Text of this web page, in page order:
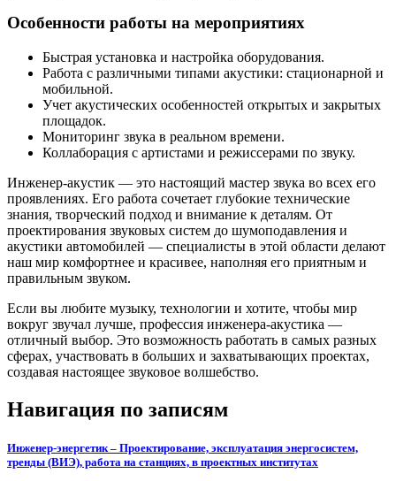
Особенности работы на мероприятиях
Быстрая установка и настройка оборудования.
Работа с различными типами акустики: стационарной и
мобильной.
Учет акустических особенностей открытых и закрытых
площадок.
Мониторинг звука в реальном времени.
Коллаборация с артистами и режиссерами по звуку.
Инженер-акустик — это настоящий мастер звука во всех его
проявлениях. Его работа сочетает глубокие технические
знания, творческий подход и внимание к деталям. От
проектирования звуковых систем до шумоподавления и
акустики автомобилей — специалисты в этой области делают
наш мир комфортнее и красивее, наполняя его приятным и
правильным звуком.
Если вы любите музыку, технологии и хотите, чтобы мир
вокруг звучал лучше, профессия инженера-акустика —
отличный выбор. Это возможность работать в самых разных
сферах, участвовать в больших и захватывающих проектах,
создавая настоящее звуковое волшебство.
Навигация по записям
Инженер-энергетик – Проектирование, эксплуатация энергосистем,
тренды (ВИЭ), работа на станциях, в проектных институтах